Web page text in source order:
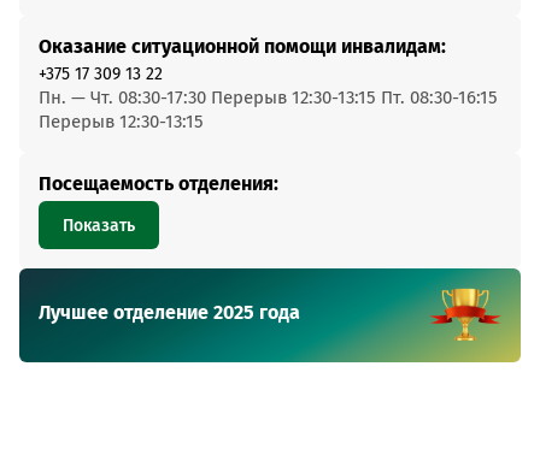
Оказание ситуационной помощи инвалидам:
+375 17 309 13 22
Пн. — Чт. 08:30-17:30 Перерыв 12:30-13:15 Пт. 08:30-16:15
Перерыв 12:30-13:15
Посещаемость отделения:
Показать
Лучшее отделение 2025 года